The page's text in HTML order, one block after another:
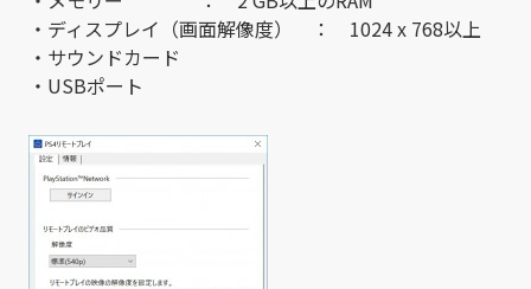
・ディスプレイ（画面解像度） ： 1024 x 768以上
・サウンドカード
・USBポート